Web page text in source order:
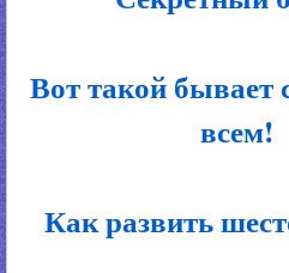
Вот такой бывает
всем!
Как развить